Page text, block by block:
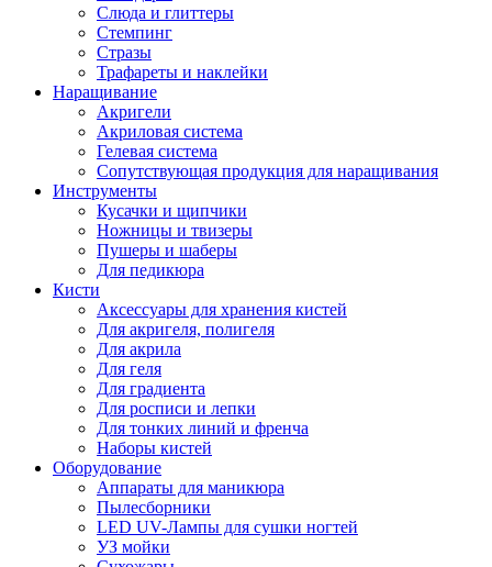
Слюда и глиттеры
Стемпинг
Стразы
Трафареты и наклейки
Наращивание
Акригели
Акриловая система
Гелевая система
Сопутствующая продукция для наращивания
Инструменты
Кусачки и щипчики
Ножницы и твизеры
Пушеры и шаберы
Для педикюра
Кисти
Аксессуары для хранения кистей
Для акригеля, полигеля
Для акрила
Для геля
Для градиента
Для росписи и лепки
Для тонких линий и френча
Наборы кистей
Оборудование
Аппараты для маникюра
Пылесборники
LED UV-Лампы для сушки ногтей
УЗ мойки